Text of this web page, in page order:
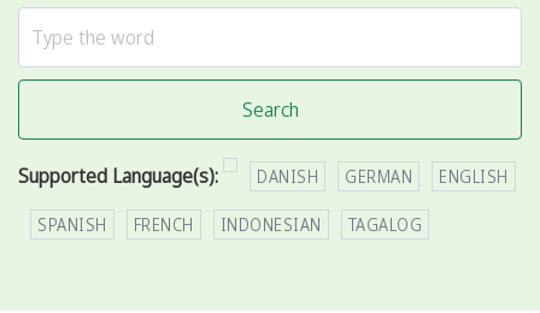
Search
Supported Language(s): DANISH GERMAN ENGLISH
SPANISH FRENCH INDONESIAN TAGALOG